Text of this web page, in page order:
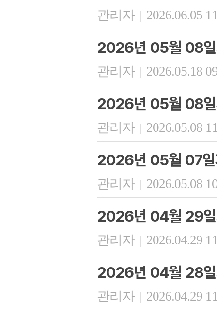
관리자 | 2026.06.05
2026년 05월 08일
관리자 | 2026.05.18
2026년 05월 08일
관리자 | 2026.05.08
2026년 05월 07일
관리자 | 2026.05.08
2026년 04월 29일
관리자 | 2026.04.29
2026년 04월 28일
관리자 | 2026.04.29